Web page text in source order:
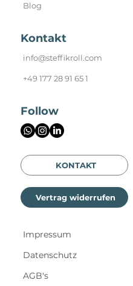
Blog
Kontakt
info@steffikroll.com
+49 177 28 91 65 1
Follow
KONTAKT
Vertrag widerrufen
Impressum
Datenschutz
AGB's